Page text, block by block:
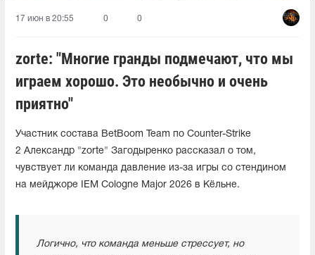
17 июн в 20:55 0 0
zorte: "Многие гранды подмечают, что мы
играем хорошо. Это необычно и очень
приятно"
Участник состава BetBoom Team по Counter-Strike
2 Александр "zorte" Загодыренко рассказал о том,
чувствует ли команда давление из-за игры со стендином
на мейджоре IEM Cologne Major 2026 в Кёльне.
Логично, что команда меньше стрессует, но